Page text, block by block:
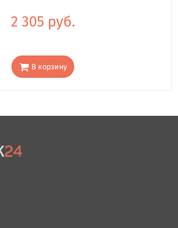
2 305 руб.
В корзину